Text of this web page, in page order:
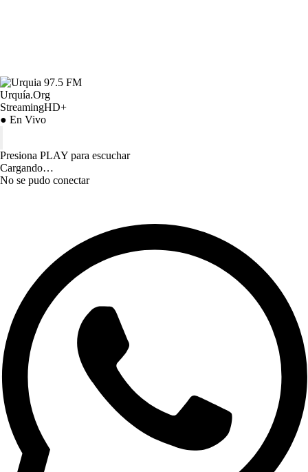
Urquía.Org
StreamingHD+
● En Vivo
Presiona PLAY para escuchar
Cargando…
No se pudo conectar